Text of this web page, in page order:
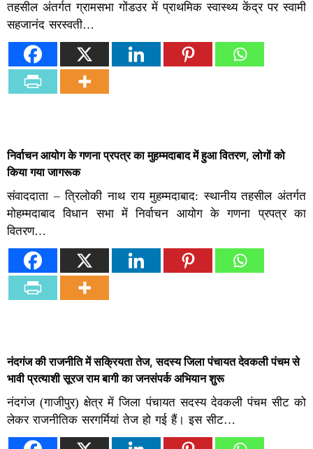
तहसील अंतर्गत ग्रामसभा गोंडउर में प्राथमिक स्वास्थ्य केंद्र पर स्वामी
सहजानंद सरस्वती…
निर्वाचन आयोग के गणना प्रपत्र का मुहम्मदाबाद में हुआ वितरण, लोगों को
किया गया जागरूक
संवाददाता – त्रिलोकी नाथ राय मुहम्मदाबाद: स्थानीय तहसील अंतर्गत
मोहम्मदाबाद विधान सभा में निर्वाचन आयोग के गणना प्रपत्र का
वितरण…
नंदगंज की राजनीति में सक्रियता तेज, सदस्य जिला पंचायत देवकली पंचम से
भावी प्रत्याशी सूरज राम बागी का जनसंपर्क अभियान शुरू
नंदगंज (गाजीपुर) क्षेत्र में जिला पंचायत सदस्य देवकली पंचम सीट को
लेकर राजनीतिक सरगर्मियां तेज हो गई हैं। इस सीट…